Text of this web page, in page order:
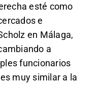
esté como
e
en Málaga,
a
funcionarios
muy similar a la